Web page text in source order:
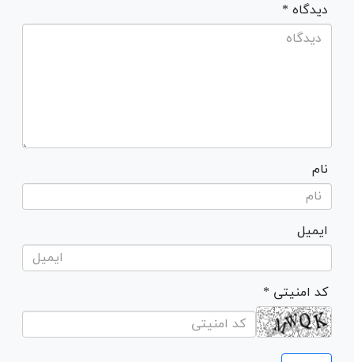
* دیدگاه
نام
ایمیل
* کد امنیتی